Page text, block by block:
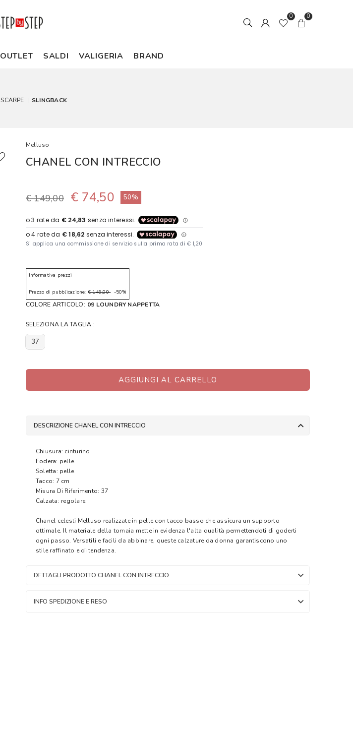
0 0
OUTLET SALDI VALIGERIA BRAND
SCARPE | SLINGBACK
Melluso
CHANEL CON INTRECCIO
€ 149,00 € 74,50 50%
Informativa prezzi
Prezzo di pubblicazione: € 149,00-50%
COLORE ARTICOLO: 09 LOUNDRY NAPPETTA
SELEZIONA LA TAGLIA :
37
AGGIUNGI AL CARRELLO
DESCRIZIONE CHANEL CON INTRECCIO
Chiusura: cinturino
Fodera: pelle
Soletta: pelle
Tacco: 7 cm
Misura Di Riferimento: 37
Calzata: regolare
Chanel celesti Melluso realizzate in pelle con tacco basso che assicura un supporto
ottimale. Il materiale della tomaia mette in evidenza l'alta qualità permettendoti di goderti
ogni passo. Versatili e facili da abbinare, queste calzature da donna garantiscono uno
stile raffinato e di tendenza.
DETTAGLI PRODOTTO CHANEL CON INTRECCIO
INFO SPEDIZIONE E RESO